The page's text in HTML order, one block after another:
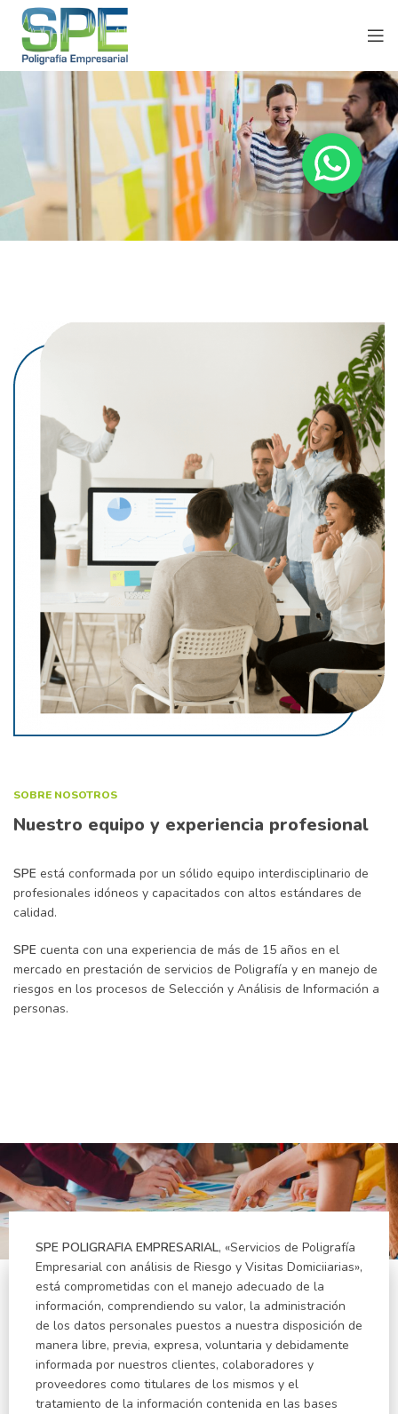
SOBRE NOSOTROS
Nuestro equipo y experiencia profesional
SPE está conformada por un sólido equipo interdisciplinario de
profesionales idóneos y capacitados con altos estándares de
calidad.
SPE cuenta con una experiencia de más de 15 años en el
mercado en prestación de servicios de Poligrafía y en manejo de
riesgos en los procesos de Selección y Análisis de Información a
personas.
SPE POLIGRAFIA EMPRESARIAL, «Servicios de Poligrafía
Empresarial con análisis de Riesgo y Visitas Domiciiarias»,
está comprometidas con el manejo adecuado de la
información, comprendiendo su valor, la administración
de los datos personales puestos a nuestra disposición de
manera libre, previa, expresa, voluntaria y debidamente
informada por nuestros clientes, colaboradores y
proveedores como titulares de los mismos y el
tratamiento de la información contenida en las bases